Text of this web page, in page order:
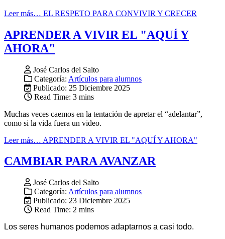
Leer más… EL RESPETO PARA CONVIVIR Y CRECER
APRENDER A VIVIR EL "AQUÍ Y
AHORA"
José Carlos del Salto
Categoría: Artículos para alumnos
Publicado: 25 Diciembre 2025
Read Time: 3 mins
Muchas veces caemos en la tentación de apretar el “adelantar”,
como si la vida fuera un video.
Leer más… APRENDER A VIVIR EL "AQUÍ Y AHORA"
CAMBIAR PARA AVANZAR
José Carlos del Salto
Categoría: Artículos para alumnos
Publicado: 23 Diciembre 2025
Read Time: 2 mins
Los seres humanos podemos adaptarnos a casi todo.